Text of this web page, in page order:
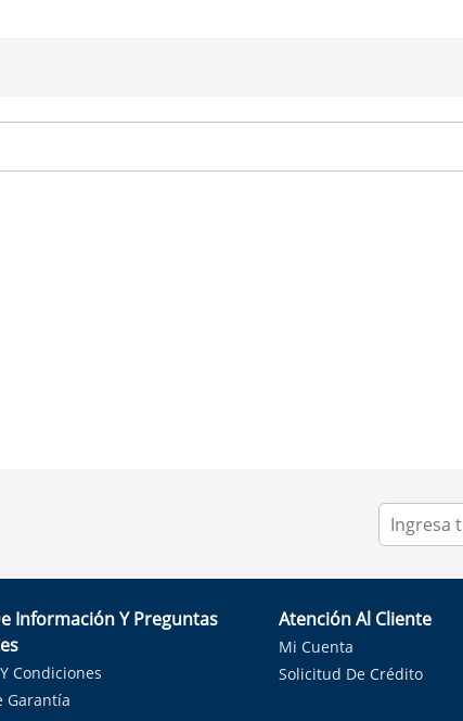
Información Y Preguntas
Condiciones
Garantía
Atención Al Cliente
Mi Cuenta
Solicitud De Crédito